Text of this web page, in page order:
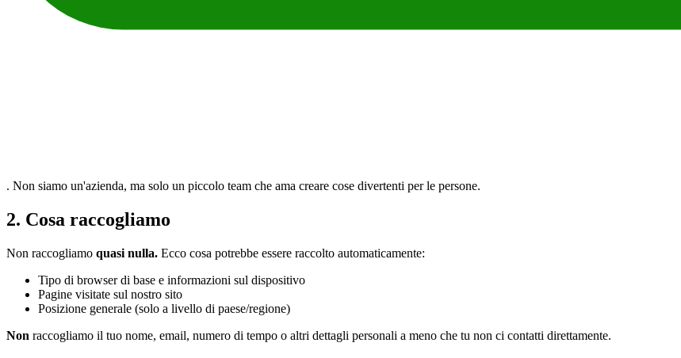
. Non siamo un'azienda, ma solo un piccolo team che ama creare cose divertenti per le persone.
2. Cosa raccogliamo
Non raccogliamo quasi nulla. Ecco cosa potrebbe essere raccolto automaticamente:
Tipo di browser di base e informazioni sul dispositivo
Pagine visitate sul nostro sito
Posizione generale (solo a livello di paese/regione)
Non raccogliamo il tuo nome, email, numero di tempo o altri dettagli personali a meno che tu non ci contatti direttamente.